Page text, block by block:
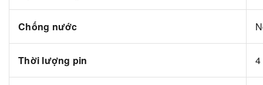
Chống nước
Thời lượng pin 4